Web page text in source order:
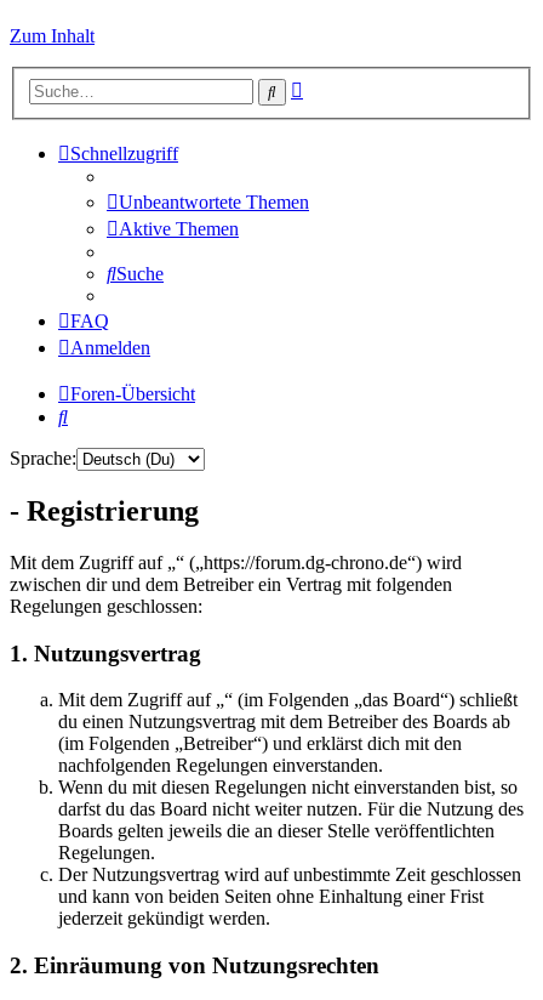
Zum Inhalt
Suche
Schnellzugriff
Unbeantwortete Themen
Aktive Themen
Suche
FAQ
Anmelden
Foren-Übersicht
Suche
Sprache:
- Registrierung
Mit dem Zugriff auf „“ („https://forum.dg-chrono.de“) wird
zwischen dir und dem Betreiber ein Vertrag mit folgenden
Regelungen geschlossen:
1. Nutzungsvertrag
Mit dem Zugriff auf „“ (im Folgenden „das Board“) schließt
du einen Nutzungsvertrag mit dem Betreiber des Boards ab
(im Folgenden „Betreiber“) und erklärst dich mit den
nachfolgenden Regelungen einverstanden.
Wenn du mit diesen Regelungen nicht einverstanden bist, so
darfst du das Board nicht weiter nutzen. Für die Nutzung des
Boards gelten jeweils die an dieser Stelle veröffentlichten
Regelungen.
Der Nutzungsvertrag wird auf unbestimmte Zeit geschlossen
und kann von beiden Seiten ohne Einhaltung einer Frist
jederzeit gekündigt werden.
2. Einräumung von Nutzungsrechten